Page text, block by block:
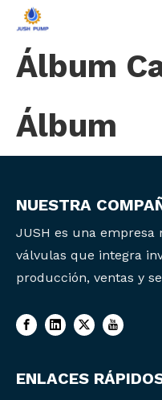
Álbum
Álbum
NUESTRA
JUSH es una empresa
válvulas que integra
producción, ventas y
ENLACES